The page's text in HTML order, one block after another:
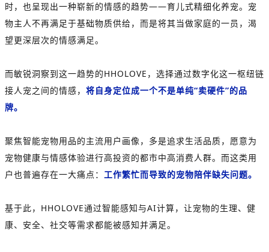
时，也呈现出一种崭新的情感的趋势——育儿式精细化养宠。宠
物主人不再满足于基础物质供给，而是将其当做家庭的一员，渴
望更深层次的情感满足。
而敏锐洞察到这一趋势的HHOLOVE，选择通过数字化这一枢纽链
接人宠之间的情感， 将自身定位成一个不是单纯“卖硬件”的品
牌。
聚焦智能宠物用品的主流用户画像，多是追求生活品质，愿意为
宠物健康与情感体验进行高投资的都市中高消费人群。而这类用
户也普遍存在一大痛点： 工作繁忙而导致的宠物陪伴缺失问题。
基于此，HHOLOVE通过智能感知与AI计算，让宠物的生理、健
康、安全、社交等需求都能被感知并满足。